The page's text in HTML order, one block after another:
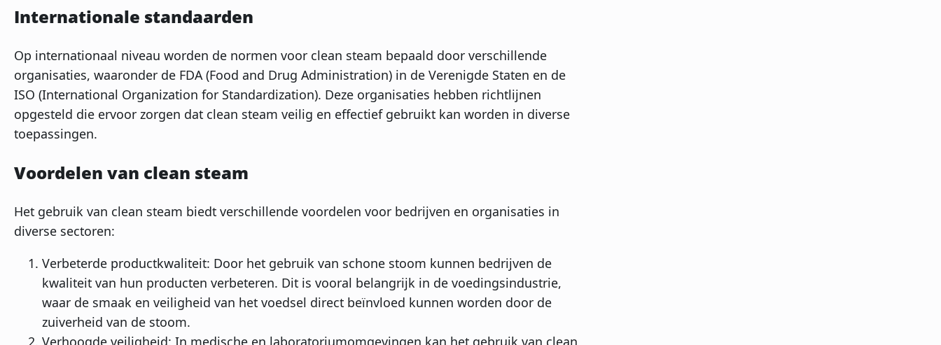
Internationale standaarden
Op internationaal niveau worden de normen voor clean steam bepaald door verschillende
organisaties, waaronder de FDA (Food and Drug Administration) in de Verenigde Staten en de
ISO (International Organization for Standardization). Deze organisaties hebben richtlijnen
opgesteld die ervoor zorgen dat clean steam veilig en effectief gebruikt kan worden in diverse
toepassingen.
Voordelen van clean steam
Het gebruik van clean steam biedt verschillende voordelen voor bedrijven en organisaties in
diverse sectoren:
Verbeterde productkwaliteit: Door het gebruik van schone stoom kunnen bedrijven de
kwaliteit van hun producten verbeteren. Dit is vooral belangrijk in de voedingsindustrie,
waar de smaak en veiligheid van het voedsel direct beïnvloed kunnen worden door de
zuiverheid van de stoom.
Verhoogde veiligheid: In medische en laboratoriumomgevingen kan het gebruik van clean